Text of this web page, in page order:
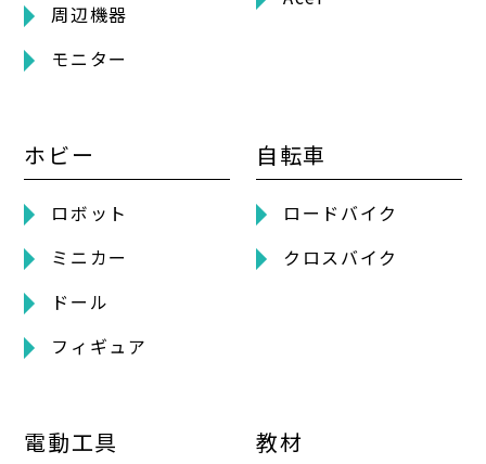
周辺機器
モニター
ホビー
ロボット
ミニカー
ドール
フィギュア
自転車
ロードバイク
クロスバイク
電動工具 教材